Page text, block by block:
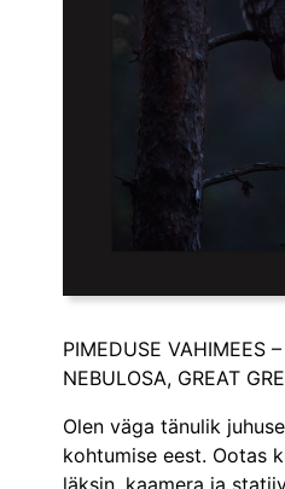
PIMEDUSE VAHIMEES
NEBULOSA, GREAT
Olen väga tänulik
kohtumise eest. Ootas
läksin, kaamera ja